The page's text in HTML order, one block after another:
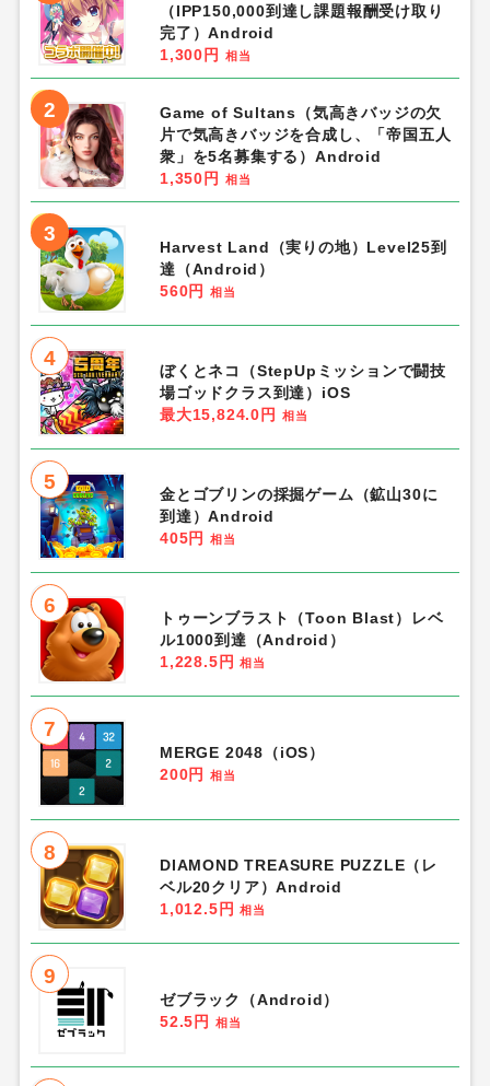
（IPP150,000到達し課題報酬受け取り
完了）Android
1,300円
相当
2
Game of Sultans（気高きバッジの欠
片で気高きバッジを合成し、「帝国五人
衆」を5名募集する）Android
1,350円
相当
3
Harvest Land（実りの地）Level25到
達（Android）
560円
相当
4
ぼくとネコ（StepUpミッションで闘技
場ゴッドクラス到達）iOS
最大15,824.0円
相当
5
金とゴブリンの採掘ゲーム（鉱山30に
到達）Android
405円
相当
6
トゥーンブラスト（Toon Blast）レベ
ル1000到達（Android）
1,228.5円
相当
7
MERGE 2048（iOS）
200円
相当
8
DIAMOND TREASURE PUZZLE（レ
ベル20クリア）Android
1,012.5円
相当
9
ゼブラック（Android）
52.5円
相当